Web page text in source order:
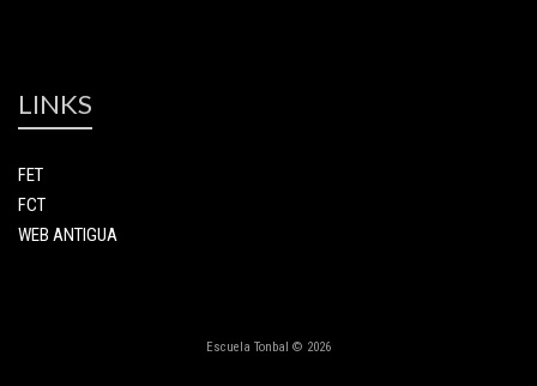
LINKS
FET
FCT
WEB ANTIGUA
Escuela Tonbal © 2026